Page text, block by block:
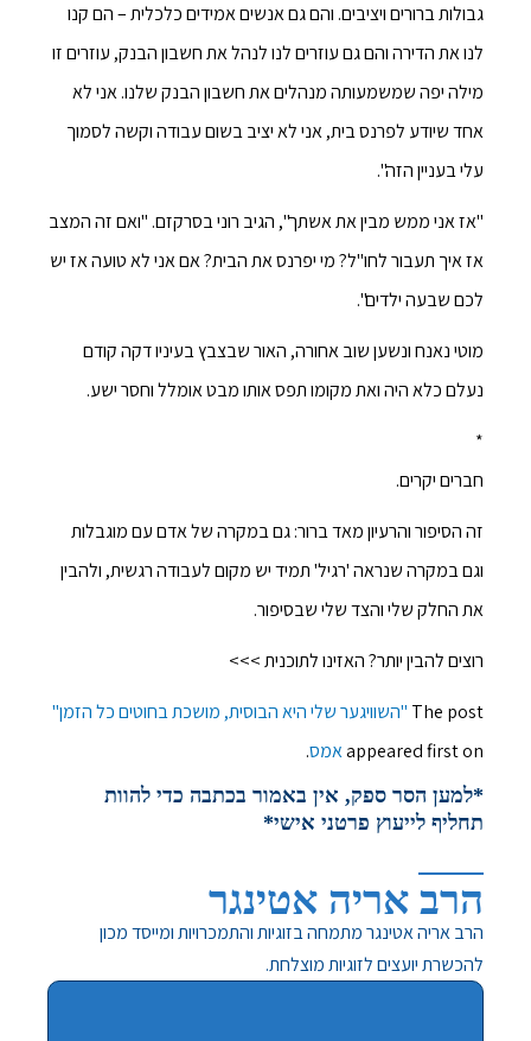
גבולות ברורים ויציבים. והם גם אנשים אמידים כלכלית – הם קנו
לנו את הדירה והם גם עוזרים לנו לנהל את חשבון הבנק, עוזרים זו
מילה יפה שמשמעותה מנהלים את חשבון הבנק שלנו. אני לא
אחד שיודע לפרנס בית, אני לא יציב בשום עבודה וקשה לסמוך
עלי בעניין הזה".
"אז אני ממש מבין את אשתך", הגיב רוני בסרקזם. "ואם זה המצב
אז איך תעבור לחו"ל? מי יפרנס את הבית? אם אני לא טועה אז יש
לכם שבעה ילדים".
מוטי נאנח ונשען שוב אחורה, האור שבצבץ בעיניו דקה קודם
נעלם כלא היה ואת מקומו תפס אותו מבט אומלל וחסר ישע.
*
חברים יקרים.
זה הסיפור והרעיון מאד ברור: גם במקרה של אדם עם מוגבלות
וגם במקרה שנראה 'רגיל' תמיד יש מקום לעבודה רגשית, ולהבין
את החלק שלי והצד שלי שבסיפור.
רוצים להבין יותר? האזינו לתוכנית >>>
The post "השוויגער שלי היא הבוסית, מושכת בחוטים כל הזמן"
appeared first onאמס.
*למען הסר ספק, אין באמור בכתבה כדי להוות
תחליף לייעוץ פרטני אישי*
הרב אריה אטינגר
הרב אריה אטינגר מתמחה בזוגיות והתמכרויות ומייסד מכון
להכשרת יועצים לזוגיות מוצלחת.